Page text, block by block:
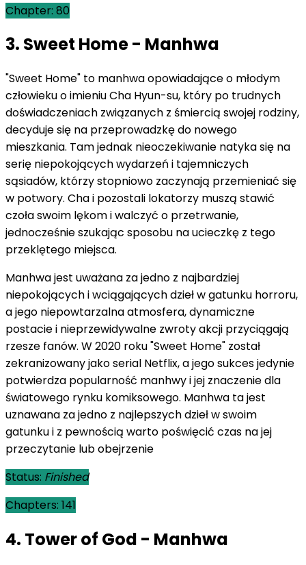
Chapter: 80
3. Sweet Home - Manhwa
"Sweet Home" to manhwa opowiadające o młodym
człowieku o imieniu Cha Hyun-su, który po trudnych
doświadczeniach związanych z śmiercią swojej rodziny,
decyduje się na przeprowadzkę do nowego
mieszkania. Tam jednak nieoczekiwanie natyka się na
serię niepokojących wydarzeń i tajemniczych
sąsiadów, którzy stopniowo zaczynają przemieniać się
w potwory. Cha i pozostali lokatorzy muszą stawić
czoła swoim lękom i walczyć o przetrwanie,
jednocześnie szukając sposobu na ucieczkę z tego
przeklętego miejsca.
Manhwa jest uważana za jedno z najbardziej
niepokojących i wciągających dzieł w gatunku horroru,
a jego niepowtarzalna atmosfera, dynamiczne
postacie i nieprzewidywalne zwroty akcji przyciągają
rzesze fanów. W 2020 roku "Sweet Home" został
zekranizowany jako serial Netflix, a jego sukces jedynie
potwierdza popularność manhwy i jej znaczenie dla
światowego rynku komiksowego. Manhwa ta jest
uznawana za jedno z najlepszych dzieł w swoim
gatunku i z pewnością warto poświęcić czas na jej
przeczytanie lub obejrzenie
Status: Finished
Chapters: 141
4. Tower of God - Manhwa